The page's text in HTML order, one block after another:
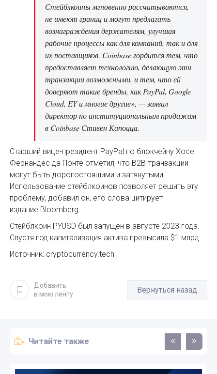
Стейблкоины мгновенно рассчитываются,
не имеют границ и могут предлагать
вознаграждения держателям, улучшая
рабочие процессы как для компаний, так и для
их поставщиков. Coinbase гордится тем, что
предоставляет технологию, делающую эти
транзакции возможными, и тем, что ей
доверяют такие бренды, как PayPal, Google
Cloud, EY и многие другие», — заявил
директор по институциональным продажам
в Coinbase Стивен Капоцца.
Старший вице-президент PayPal по блокчейну Хосе
Фернандес да Понте отметил, что B2B-транзакции
могут быть дорогостоящими и затянутыми.
Использование стейблкоинов позволяет решить эту
проблему, добавил он, его слова цитирует
издание Bloomberg.
Стейблкоин PYUSD был запущен в августе 2023 года.
Спустя год капитализация актива превысила $1 млрд.
Источник: cryptocurrency.tech
Добавить
в мою ленту
Вернуться назад
Читайте также